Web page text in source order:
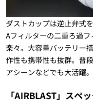
ダストカップは逆止弁式
Aフィルターの二重ろ過
楽々。大容量バッテリー
作性も携帯性も抜群。普
アシーンなどでも大活躍
「AIRBLAST」スペ